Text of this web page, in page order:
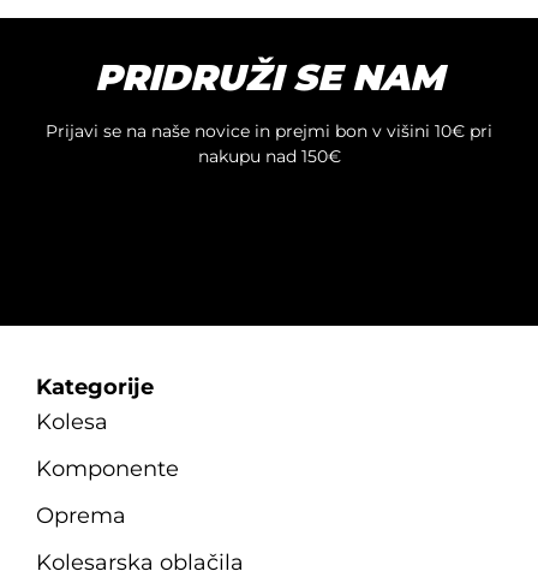
PRIDRUŽI SE NAM
Prijavi se na naše novice in prejmi bon v višini 10€ pri
nakupu nad 150€
Kategorije
Kolesa
Komponente
Oprema
Kolesarska oblačila